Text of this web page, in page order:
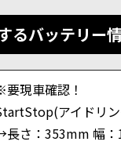
るバッテリー
現車確認！
アイドリ
さ：353mm 幅